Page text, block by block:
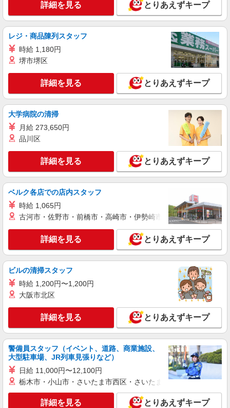
派遣社員
株式会社kotrio /●FK-H-1981469
博多駅｜障がい者施設で軽作業の見守りなど＊
時給1450円〜2062円 ＜日払い有/週払い有/交
博多区 博多駅近く◎車通勤OK
キープ 詳細を見る
派遣社員
株式会社kotrio /●FK-H-2050913
博多駅＊働きやすさで選ぶならココ！障がいデ
イSTAFF/17時定時
時給1450円〜2062円 ＜日払い有/週払い有/交
通費全支給(ガソリン代含む)＞
博多区 博多駅近く◎車通勤OK
キープ 詳細を見る
株式会社kotrio /●FK-H-2068930
福岡市博多区/障がい者デイ＊履歴書不要＊面
接なし＊資格・経験不問！
時給1450円〜2062円 ＜日払い有/週払い有/交
博多駅近く
キープ 詳細を見る
派遣社員
株式会社kotrio /●FK-H-1981518
雑餉隈駅｜のびのび働ける♪就労支援施設の
STAFF募集
時給1350円〜2062円 ＜日払い有/週払い有/交
詳細を見る とりあえずキープ
レジ・商品陳列スタッフ
時給 1,180円
堺市堺区
詳細を見る とりあえずキープ
大学病院の清掃
月給 273,650円
品川区
詳細を見る とりあえずキープ
ベルク各店での店内スタッフ
時給 1,065円
古河市・佐野市・前橋市・高崎市・伊勢崎市・太田市・館林市
詳細を見る とりあえずキープ
ビルの清掃スタッフ
時給 1,200円〜1,200円
大阪市北区
詳細を見る とりあえずキープ
警備員スタッフ（イベント、道路、商業施設、
大型駐車場、JR列車見張りなど）
日給 11,000円〜12,100円
栃木市・小山市・さいたま市西区・さいたま市岩槻区・久喜市・
詳細を見る とりあえずキープ